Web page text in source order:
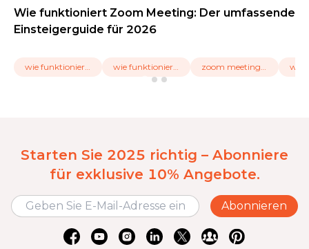
Wie funktioniert Zoom Meeting: Der umfassende
Einsteigerguide für 2026
was
Starten Sie 2025 richtig – Abonniere
für exklusive 10% Angebote.
Abonnieren